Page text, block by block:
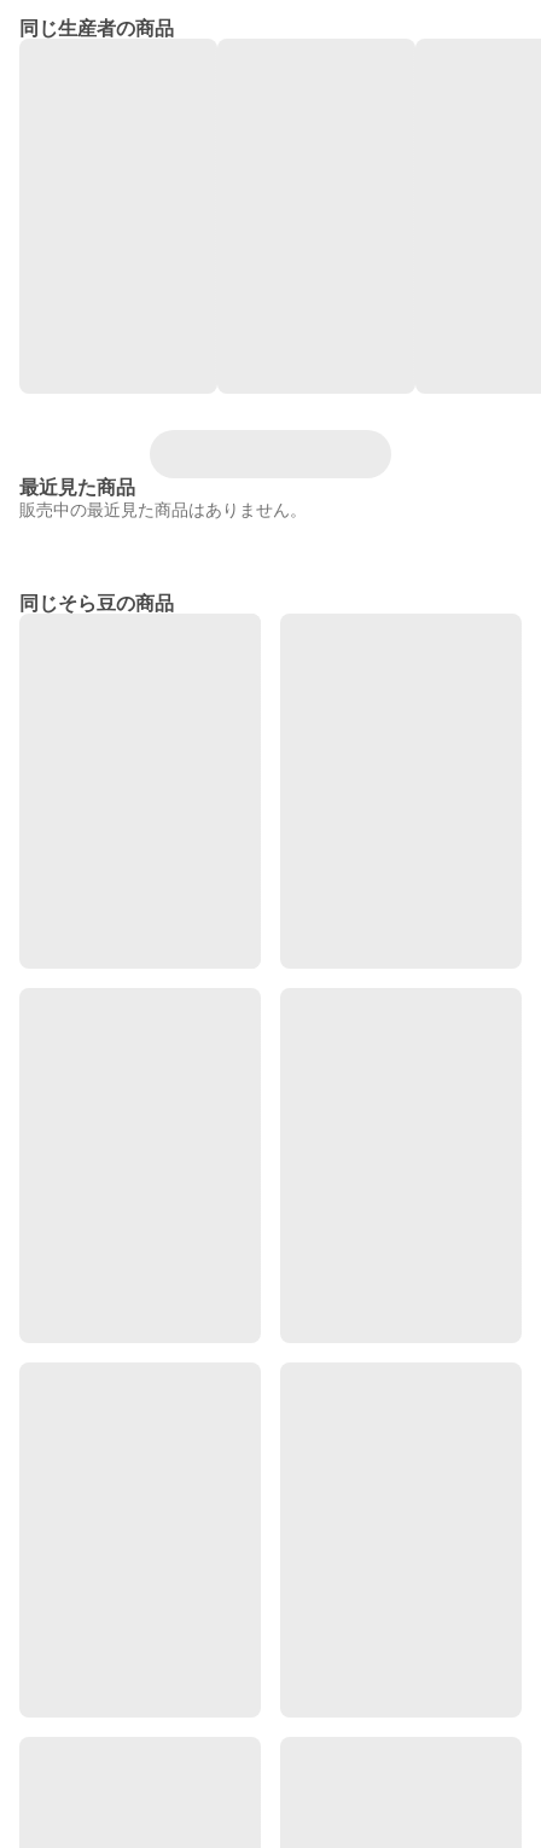
同じ生産者の商品
最近見た商品
販売中の最近見た商品はありません。
同じそら豆の商品